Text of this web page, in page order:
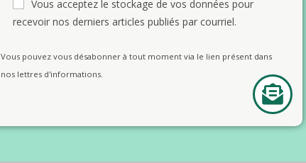
Vous acceptez le stockage de vos données pour
recevoir nos derniers articles publiés par courriel.
Vous pouvez vous désabonner à tout moment via le lien présent dans
nos lettres d'informations.